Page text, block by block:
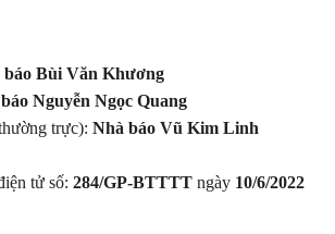
báo Bùi Văn Khương
Nguyễn Ngọc Quang
trực): Nhà báo Vũ Kim Linh
tử số: 284/GP-BTTTT ngày 10/6/2022